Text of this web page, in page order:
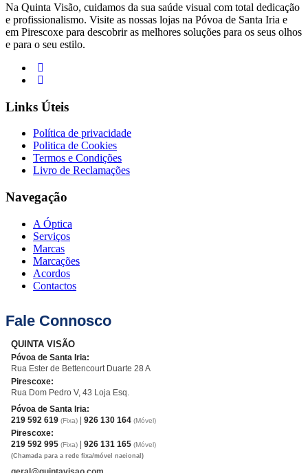
Na Quinta Visão, cuidamos da sua saúde visual com total dedicação
e profissionalismo. Visite as nossas lojas na Póvoa de Santa Iria e
em Pirescoxe para descobrir as melhores soluções para os seus olhos
e para o seu estilo.
Links Úteis
Política de privacidade
Politica de Cookies
Termos e Condições
Livro de Reclamações
Navegação
A Óptica
Serviços
Marcas
Marcações
Acordos
Contactos
Fale Connosco
QUINTA VISÃO
Póvoa de Santa Iria:
Rua Ester de Bettencourt Duarte 28 A
Pirescoxe:
Rua Dom Pedro V, 43 Loja Esq.
Póvoa de Santa Iria:
219 592 619 (Fixa) 926 130 164 (Móvel)
Pirescoxe:
219 592 995 (Fixa) 926 131 165 (Móvel)
(Chamada para a rede fixa/móvel nacional)